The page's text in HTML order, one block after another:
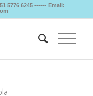
5776 6245 ------ Email: